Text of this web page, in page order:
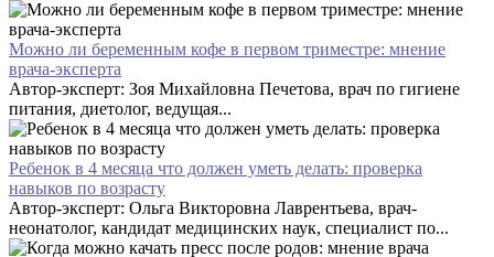
Можно ли беременным кофе в первом триместре: мнение
врача-эксперта
Автор-эксперт: Зоя Михайловна Печетова, врач по гигиене
питания, диетолог, ведущая...
Ребенок в 4 месяца что должен уметь делать: проверка
навыков по возрасту
Автор-эксперт: Ольга Викторовна Лаврентьева, врач-
неонатолог, кандидат медицинских наук, специалист по...